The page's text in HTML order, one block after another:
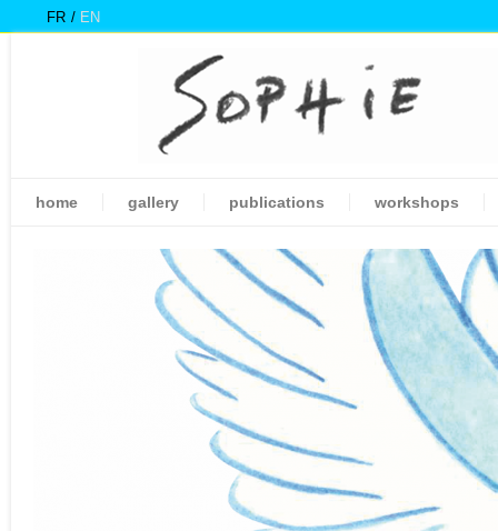
FR EN
home gallery publications workshops